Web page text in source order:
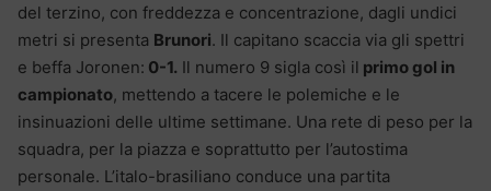
del terzino, con freddezza e concentrazione, dagli undici
metri si presenta Brunori. Il capitano scaccia via gli spettri
e beffa Joronen: 0-1. Il numero 9 sigla così il primo gol in
campionato, mettendo a tacere le polemiche e le
insinuazioni delle ultime settimane. Una rete di peso per la
squadra, per la piazza e soprattutto per l’autostima
personale. L’italo-brasiliano conduce una partita